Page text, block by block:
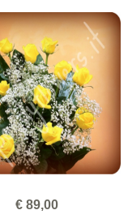
€ 89,00